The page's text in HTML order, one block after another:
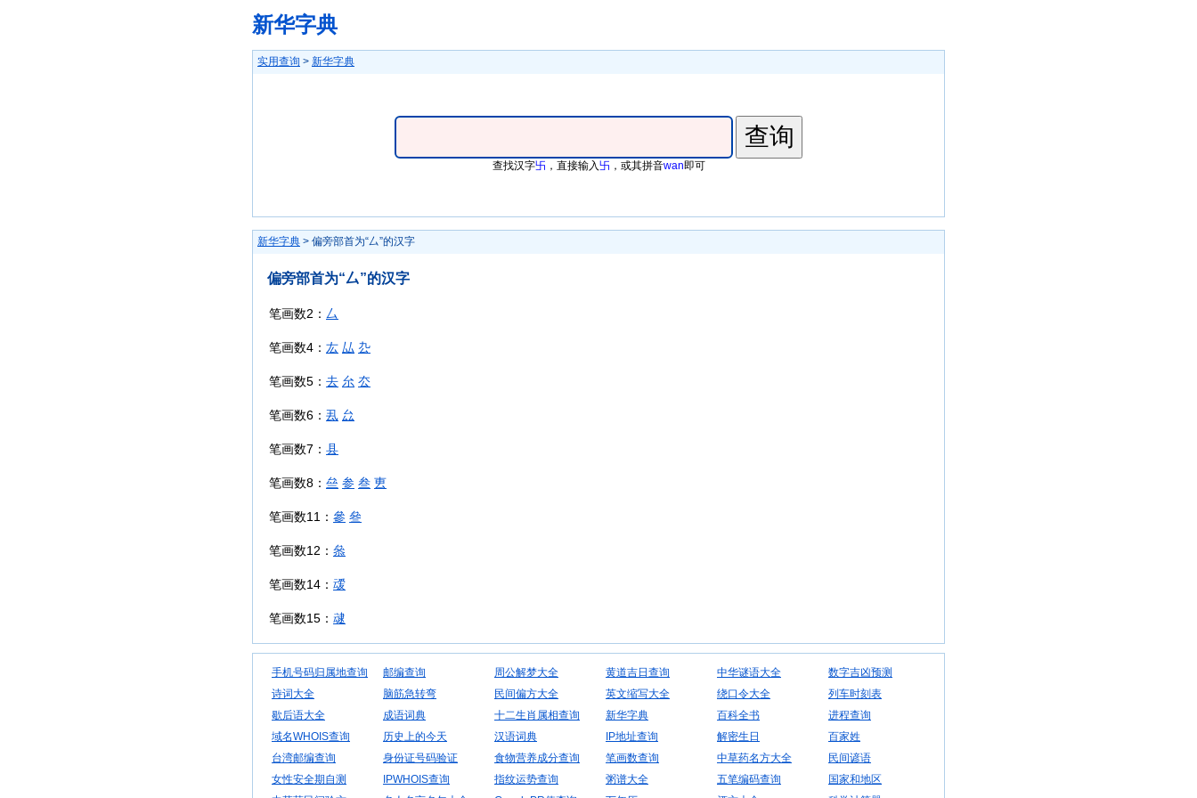
新华字典
实用查询 > 新华字典
查找汉字卐 ，直接输入卐 ，或其拼音wan即可
新华字典 > 偏旁部首为“厶”的汉字
偏旁部首为“厶”的汉字
笔画数2： 厶
笔画数4： 厷 厸 厹
笔画数5： 去 厼 厺
笔画数6： 厾 厽
笔画数7： 县
笔画数8： 亝 参 叁 叀
笔画数11： 參 叄
笔画数12： 叅
笔画数14： 叆
笔画数15： 叇
手机号码归属地查询 邮编查询 周公解梦大全 黄道吉日查询 中华谜语大全
数字吉凶预测
诗词大全
脑筋急转弯 民间偏方大全 英文缩写大全 绕口令大全
列车时刻表
歇后语大全
成语词典 十二生肖属相查询 新华字典 百科全书
进程查询
域名WHOIS查询
历史上的今天 汉语词典 IP地址查询 解密生日
百家姓
台湾邮编查询
身份证号码验证 食物营养成分查询 笔画数查询 中草药名方大全
民间谚语
女性安全期自测
IPWHOIS查询 指纹运势查询 粥谱大全 五笔编码查询
国家和地区